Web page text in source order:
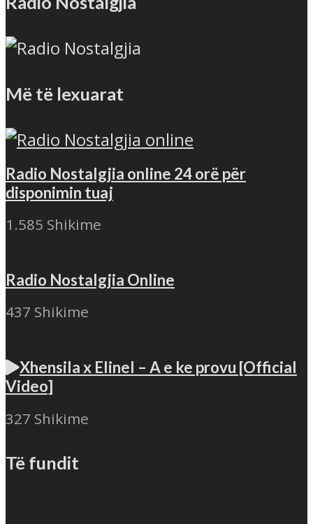
Më të lexuarat
Radio Nostalgjia online 24 orë për
disponimin tuaj
1.585 Shikime
Radio Nostalgjia Online
437 Shikime
Xhensila x Elinel – A e ke provu [Official
Video]
327 Shikime
Të fundit